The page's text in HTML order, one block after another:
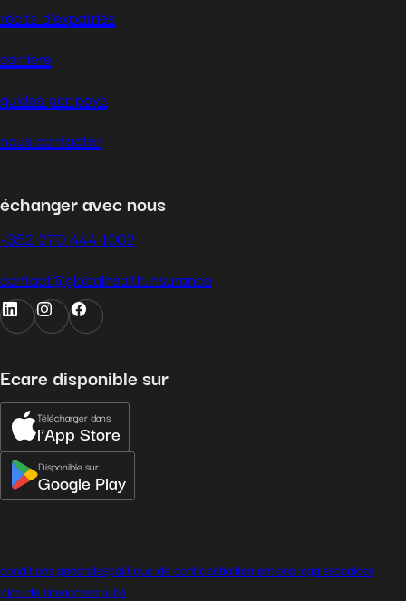
récits d’expatriés
carrière
guides par pays
nous contacter
échanger avec nous
+352 270 444 1002
contact@globalhealth.insurance
Ecare disponible sur
Télécharger dans
l'App Store
Disponible sur
Google Play
conditions généralespolitique de confidentialitémentions légalescookies
plan de siteaccessibilité